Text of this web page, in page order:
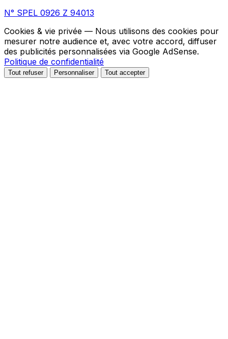
N° SPEL 0926 Z 94013
Cookies & vie privée — Nous utilisons des cookies pour
mesurer notre audience et, avec votre accord, diffuser
des publicités personnalisées via Google AdSense.
Politique de confidentialité
Tout refuser Personnaliser Tout accepter